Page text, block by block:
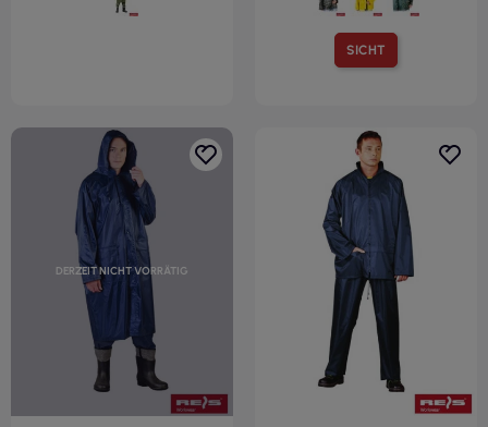
SICHT
DERZEIT NICHT VORRÄTIG